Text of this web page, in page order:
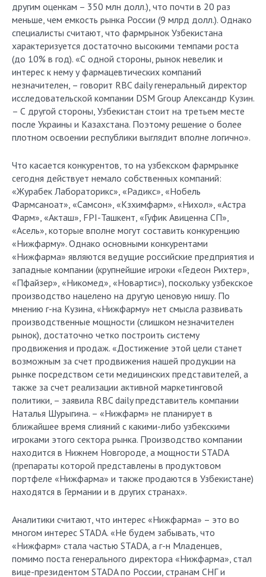
другим оценкам – 350 млн долл.), что почти в 20 раз
меньше, чем емкость рынка России (9 млрд долл.). Однако
специалисты считают, что фармрынок Узбекистана
характеризуется достаточно высокими темпами роста
(до 10% в год). «С одной стороны, рынок невелик и
интерес к нему у фармацевтических компаний
незначителен, – говорит RBC daily генеральный директор
исследовательской компании DSM Group Александр Кузин.
– С другой стороны, Узбекистан стоит на третьем месте
после Украины и Казахстана. Поэтому решение о более
плотном освоении республики выглядит вполне логично».
Что касается конкурентов, то на узбекском фармрынке
сегодня действует немало собственных компаний:
«Журабек Лабораторикс», «Радикс», «Нобель
Фармсаноат», «Самсон», «Кзхимфарм», «Нихол», «Астра
Фарм», «Акташ», FPI-Ташкент, «Гуфик Авиценна СП»,
«Асель», которые вполне могут составить конкуренцию
«Нижфарму». Однако основными конкурентами
«Нижфарма» являются ведущие российские предприятия и
западные компании (крупнейшие игроки «Гедеон Рихтер»,
«Пфайзер», «Никомед», «Новартис»), поскольку узбекское
производство нацелено на другую ценовую нишу. По
мнению г-на Кузина, «Нижфарму» нет смысла развивать
производственные мощности (слишком незначителен
рынок), достаточно четко построить систему
продвижения и продаж. «Достижение этой цели станет
возможным за счет продвижения нашей продукции на
рынке посредством сети медицинских представителей, а
также за счет реализации активной маркетинговой
политики, – заявила RBC daily представитель компании
Наталья Шурыгина. – «Нижфарм» не планирует в
ближайшее время слияний с какими-либо узбекскими
игроками этого сектора рынка. Производство компании
находится в Нижнем Новгороде, а мощности STADA
(препараты которой представлены в продуктовом
портфеле «Нижфарма» и также продаются в Узбекистане)
находятся в Германии и в других странах».
Аналитики считают, что интерес «Нижфарма» – это во
многом интерес STADA. «Не будем забывать, что
«Нижфарм» стала частью STADA, а г-н Младенцев,
помимо поста генерального директора «Нижфарма», стал
вице-президентом STADA по России, странам СНГ и